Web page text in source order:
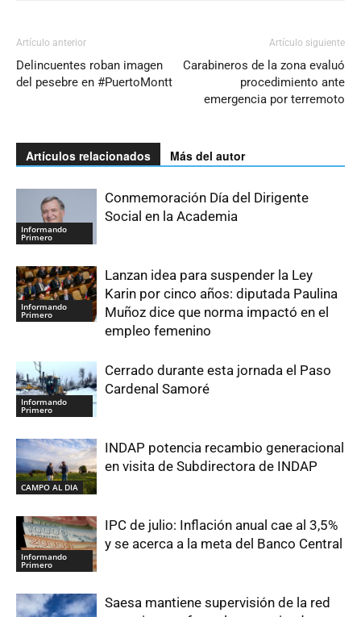
Artículo anterior
Delincuentes roban imagen
del pesebre en #PuertoMontt
Artículo siguiente
Carabineros de la zona evaluó
procedimiento ante
emergencia por terremoto
Artículos relacionados Más del autor
Informando
Primero
Conmemoración Día del Dirigente
Social en la Academia
Informando
Primero
Lanzan idea para suspender la Ley
Karin por cinco años: diputada Paulina
Muñoz dice que norma impactó en el
empleo femenino
Informando
Primero
Cerrado durante esta jornada el Paso
Cardenal Samoré
CAMPO AL DIA
INDAP potencia recambio generacional
en visita de Subdirectora de INDAP
Informando
Primero
IPC de julio: Inflación anual cae al 3,5%
y se acerca a la meta del Banco Central
Saesa mantiene supervisión de la red